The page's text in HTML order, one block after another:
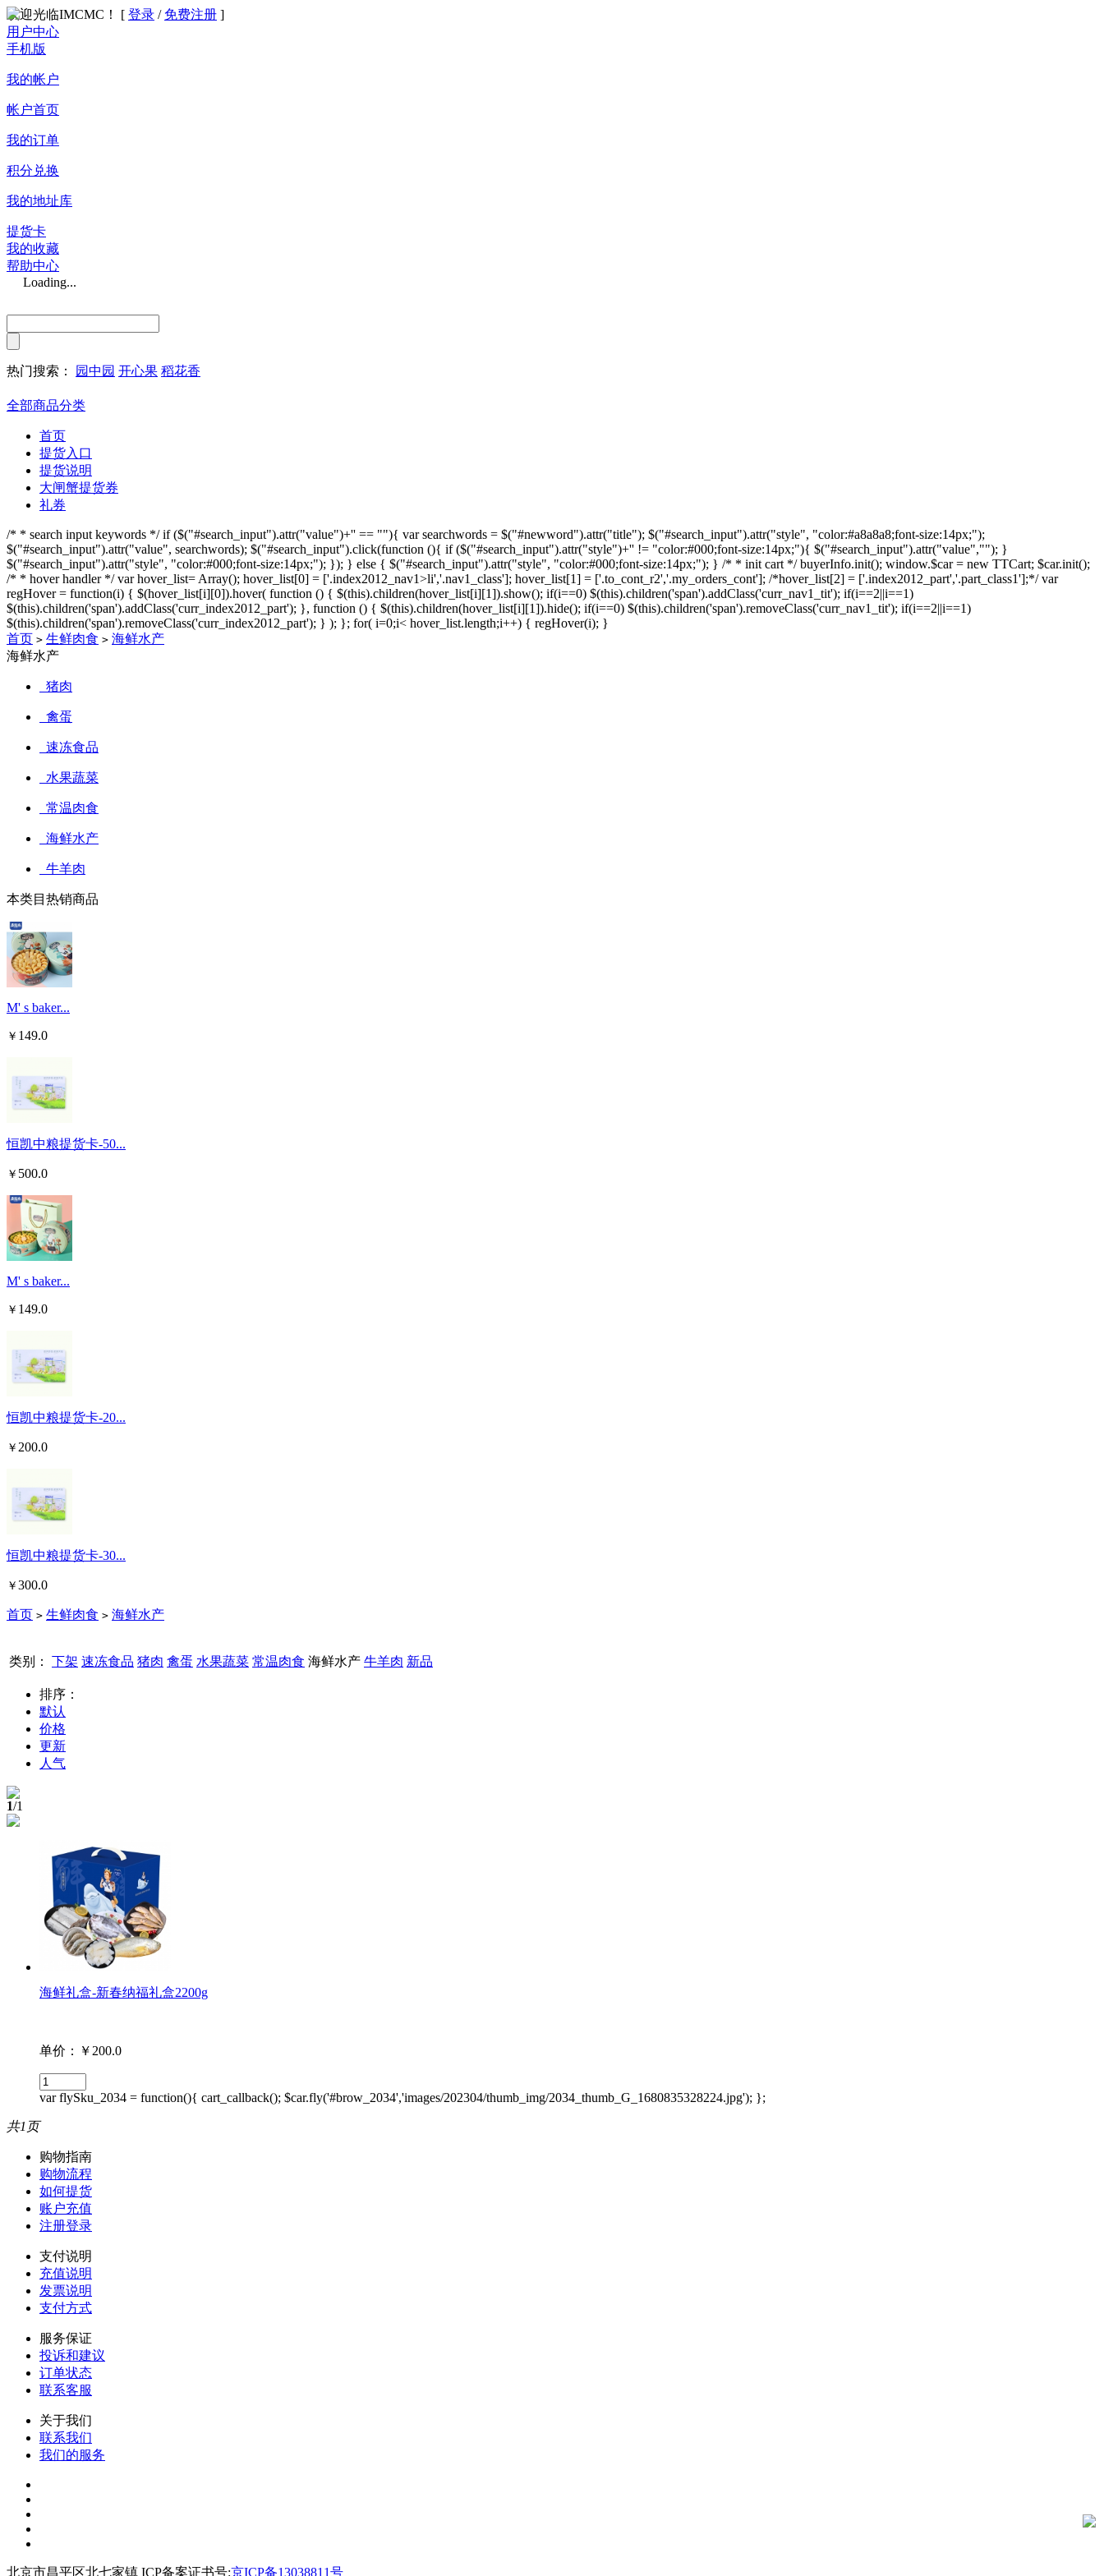
欢迎光临IMCMC！ [ 登录 / 免费注册 ]
用户中心
手机版
我的帐户
帐户首页
我的订单
积分兑换
我的地址库
提货卡
我的收藏
帮助中心
Loading...
热门搜索： 园中园 开心果 稻花香
全部商品分类
首页
提货入口
提货说明
大闸蟹提货券
礼券
/* * search input keywords */ if ($("#search_input").attr("value")+'' == ""){ var searchwords = $("#newword").attr("title"); $("#search_input").attr("style", "color:#a8a8a8;font-size:14px;");
$("#search_input").attr("value", searchwords); $("#search_input").click(function (){ if ($("#search_input").attr("style")+'' != "color:#000;font-size:14px;"){ $("#search_input").attr("value",""); }
$("#search_input").attr("style", "color:#000;font-size:14px;"); }); } else { $("#search_input").attr("style", "color:#000;font-size:14px;"); } /* * init cart */ buyerInfo.init(); window.$car = new TTCart; $car.init();
/* * hover handler */ var hover_list= Array(); hover_list[0] = ['.index2012_nav1>li','.nav1_class']; hover_list[1] = ['.to_cont_r2','.my_orders_cont']; /*hover_list[2] = ['.index2012_part','.part_class1'];*/ var
regHover = function(i) { $(hover_list[i][0]).hover( function () { $(this).children(hover_list[i][1]).show(); if(i==0) $(this).children('span').addClass('curr_nav1_tit'); if(i==2||i==1)
$(this).children('span').addClass('curr_index2012_part'); }, function () { $(this).children(hover_list[i][1]).hide(); if(i==0) $(this).children('span').removeClass('curr_nav1_tit'); if(i==2||i==1)
$(this).children('span').removeClass('curr_index2012_part'); } ); }; for( i=0;i< hover_list.length;i++) { regHover(i); }
首页 > 生鲜肉食 > 海鲜水产
海鲜水产
猪肉
禽蛋
速冻食品
水果蔬菜
常温肉食
海鲜水产
牛羊肉
本类目热销商品
M' s baker...
￥ 149.0
恒凯中粮提货卡-50...
￥ 500.0
M' s baker...
￥ 149.0
恒凯中粮提货卡-20...
￥ 200.0
恒凯中粮提货卡-30...
￥ 300.0
首页 > 生鲜肉食 > 海鲜水产
类别： 下架 速冻食品 猪肉 禽蛋 水果蔬菜 常温肉食 海鲜水产 牛羊肉 新品
排序：
默认
价格
更新
人气
1/1
海鲜礼盒-新春纳福礼盒2200g
单价：￥200.0
var flySku_2034 = function(){ cart_callback(); $car.fly('#brow_2034','images/202304/thumb_img/2034_thumb_G_1680835328224.jpg'); };
共1页
购物指南
购物流程
如何提货
账户充值
注册登录
支付说明
充值说明
发票说明
支付方式
服务保证
投诉和建议
订单状态
联系客服
关于我们
联系我们
我们的服务
北京市昌平区北七家镇 ICP备案证书号:京ICP备13038811号